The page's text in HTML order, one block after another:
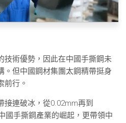
技術優勢，因此在中國手撕鋼未
。但中國鋼材集團太鋼精帶挺身
前行。
連破冰，從0.02mm再到
國手撕鋼產業的崛起，更帶領中